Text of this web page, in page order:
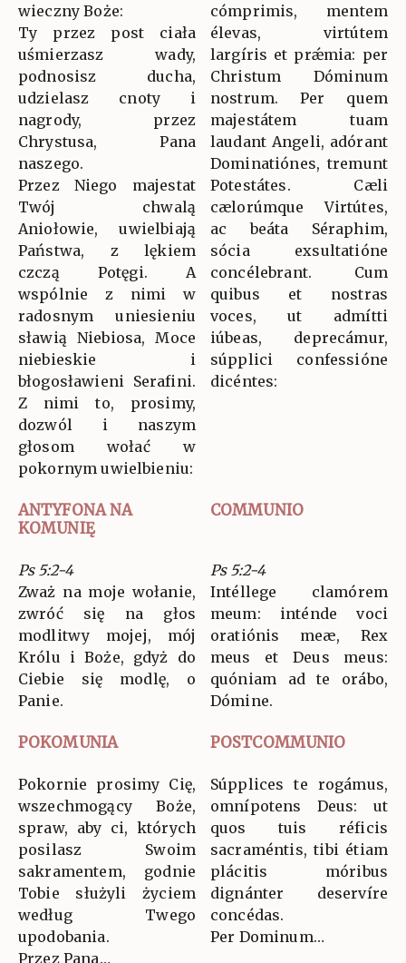
wieczny Boże:
Ty przez post ciała
uśmierzasz wady,
podnosisz ducha,
udzielasz cnoty i
nagrody, przez
Chrystusa, Pana
naszego.
Przez Niego majestat
Twój chwalą
Aniołowie, uwielbiają
Państwa, z lękiem
czczą Potęgi. A
wspólnie z nimi w
radosnym uniesieniu
sławią Niebiosa, Moce
niebieskie i
błogosławieni Serafini.
Z nimi to, prosimy,
dozwól i naszym
głosom wołać w
pokornym uwielbieniu:
cómprimis, mentem
élevas, virtútem
largíris et prǽmia: per
Christum Dóminum
nostrum. Per quem
majestátem tuam
laudant Angeli, adórant
Dominatiónes, tremunt
Potestátes. Cæli
cælorúmque Virtútes,
ac beáta Séraphim,
sócia exsultatióne
concélebrant. Cum
quibus et nostras
voces, ut admítti
iúbeas, deprecámur,
súpplici confessióne
dicéntes:
ANTYFONA NA
KOMUNIĘ
COMMUNIO
Ps 5:2-4
Zważ na moje wołanie,
zwróć się na głos
modlitwy mojej, mój
Królu i Boże, gdyż do
Ciebie się modlę, o
Panie.
Ps 5:2-4
Intéllege clamórem
meum: inténde voci
oratiónis meæ, Rex
meus et Deus meus:
quóniam ad te orábo,
Dómine.
POKOMUNIA POSTCOMMUNIO
Pokornie prosimy Cię,
wszechmogący Boże,
spraw, aby ci, których
posilasz Swoim
sakramentem, godnie
Tobie służyli życiem
według Twego
upodobania.
Przez Pana…
Súpplices te rogámus,
omnípotens Deus: ut
quos tuis réficis
sacraméntis, tibi étiam
plácitis móribus
dignánter deservíre
concédas.
Per Dominum…